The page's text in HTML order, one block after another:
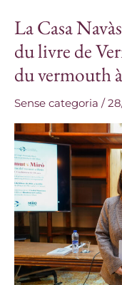
La Casa
du livre de
du vermouth
Sense categoria /
La
Casa
Navàs
accueille
la
présentation
du
livre
de
Vermuts
Miró
sur
l’histoire
du